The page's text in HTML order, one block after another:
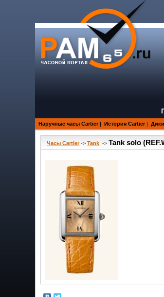
Наручные часы Cartier | История Cartier |
Часы Cartier->Tank -> Tank solo